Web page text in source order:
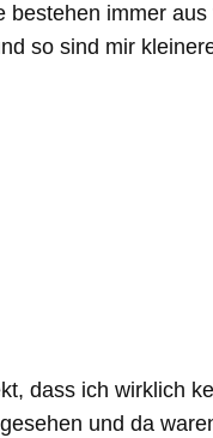
bestehen immer
so sind mir
dass ich wirklich
und da